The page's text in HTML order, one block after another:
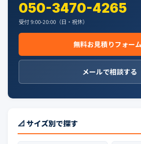
050-3470-4265
受付 9:00-20:00（日・祝休）
無料お見積りフォー
メールで相談する
📐 サイズ別で探す